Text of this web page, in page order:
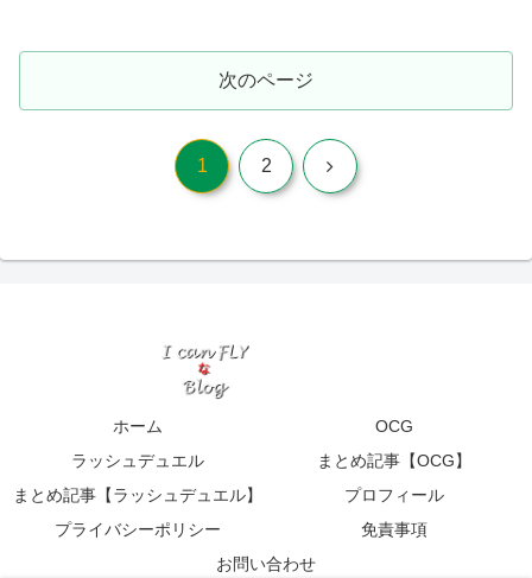
次のページ
1 2 次
ホーム
OCG
ラッシュデュエル
まとめ記事【OCG】
まとめ記事【ラッシュデュエル】
プロフィール
プライバシーポリシー
免責事項
お問い合わせ